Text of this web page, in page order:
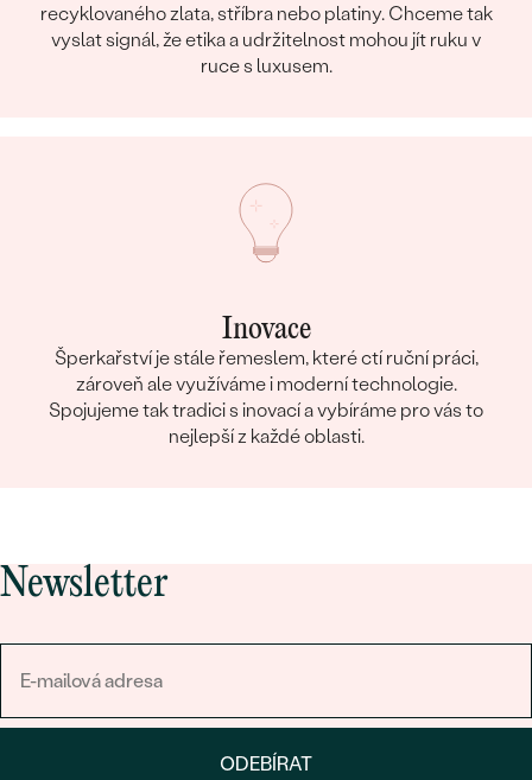
recyklovaného zlata, stříbra nebo platiny. Chceme tak
vyslat signál, že etika a udržitelnost mohou jít ruku v
ruce s luxusem.
Inovace
Šperkařství je stále řemeslem, které ctí ruční práci,
zároveň ale využíváme i moderní technologie.
Spojujeme tak tradici s inovací a vybíráme pro vás to
nejlepší z každé oblasti.
Newsletter
ODEBÍRAT